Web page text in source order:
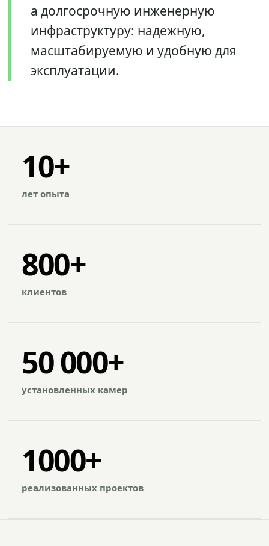
а долгосрочную инженерную
инфраструктуру: надежную,
масштабируемую и удобную для
эксплуатации.
10+
лет опыта
800+
клиентов
50 000+
установленных камер
1000+
реализованных проектов